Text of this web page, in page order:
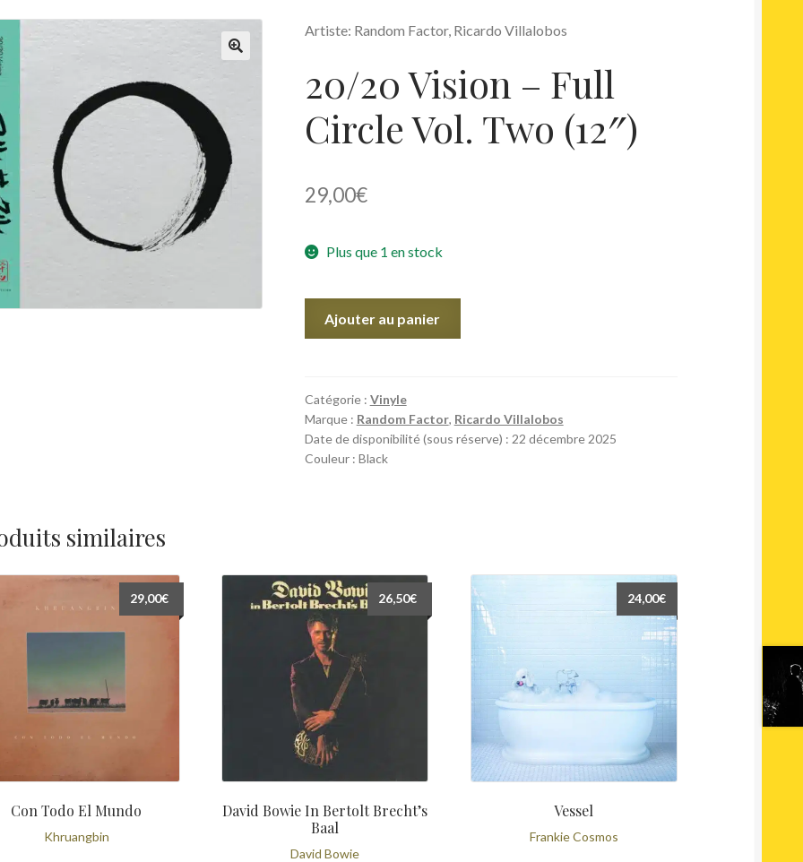
Artiste: Random Factor, Ricardo Villalobos
20/20 Vision – Full
Circle Vol. Two (12″)
29,00€
Plus que 1 en stock
-
Full
Circle
Vol.
Ajouter au panier
Catégorie : Vinyle
Marque : Random Factor, Ricardo Villalobos
Date de disponibilité (sous réserve) : 22 décembre 2025
Couleur : Black
similaires
Con Todo El Mundo
Khruangbin
29,00€
David Bowie In Bertolt Brecht’s
Baal
David Bowie
26,50€
Vessel
Frankie Cosmos
24,00€